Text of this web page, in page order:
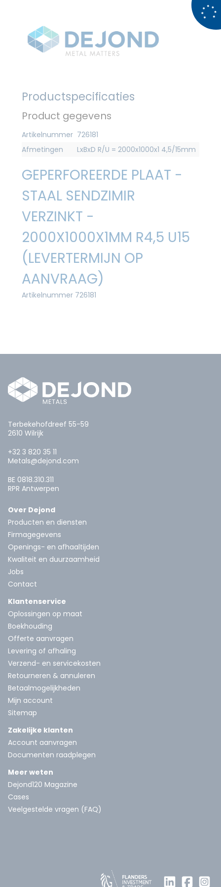
Productspecificaties
Product gegevens
Artikelnummer 726181
Afmetingen
LxBxD R/U = 2000x1000x1 4,5/15mm
GEPERFOREERDE PLAAT -
STAAL SENDZIMIR
VERZINKT -
2000X1000X1MM R4,5 U15
(LEVERTERMIJN OP
AANVRAAG)
Artikelnummer 726181
Terbekehofdreef 55-59
2610 Wilrijk
+32 3 820 35 11
Metals@dejond.com
BE 0818.310.311
RPR Antwerpen
Over Dejond
Producten en diensten
Firmagegevens
Openings- en afhaaltijden
Kwaliteit en duurzaamheid
Jobs
Contact
Klantenservice
Oplossingen op maat
Boekhouding
Offerte aanvragen
Levering of afhaling
Verzend- en servicekosten
Retourneren & annuleren
Betaalmogelijkheden
Mijn account
Sitemap
Zakelijke klanten
Account aanvragen
Documenten raadplegen
Meer weten
Dejond120 Magazine
Cases
Veelgestelde vragen (FAQ)